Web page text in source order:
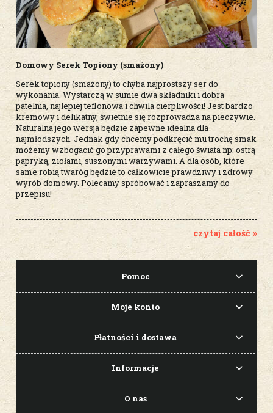
Domowy Serek Topiony (smażony)
Serek topiony (smażony) to chyba najprostszy ser do
wykonania. Wystarczą w sumie dwa składniki i dobra
patelnia, najlepiej teflonowa i chwila cierpliwości! Jest bardzo
kremowy i delikatny, świetnie się rozprowadza na pieczywie.
Naturalna jego wersja będzie zapewne idealna dla
najmłodszych. Jednak gdy chcemy podkręcić mu trochę smak
możemy wzbogacić go przyprawami z całego świata np: ostrą
papryką, ziołami, suszonymi warzywami. A dla osób, które
same robią twaróg będzie to całkowicie prawdziwy i zdrowy
wyrób domowy. Polecamy spróbować i zapraszamy do
przepisu!
czytaj całość »
Pomoc
Moje konto
Płatności i dostawa
Informacje
O nas